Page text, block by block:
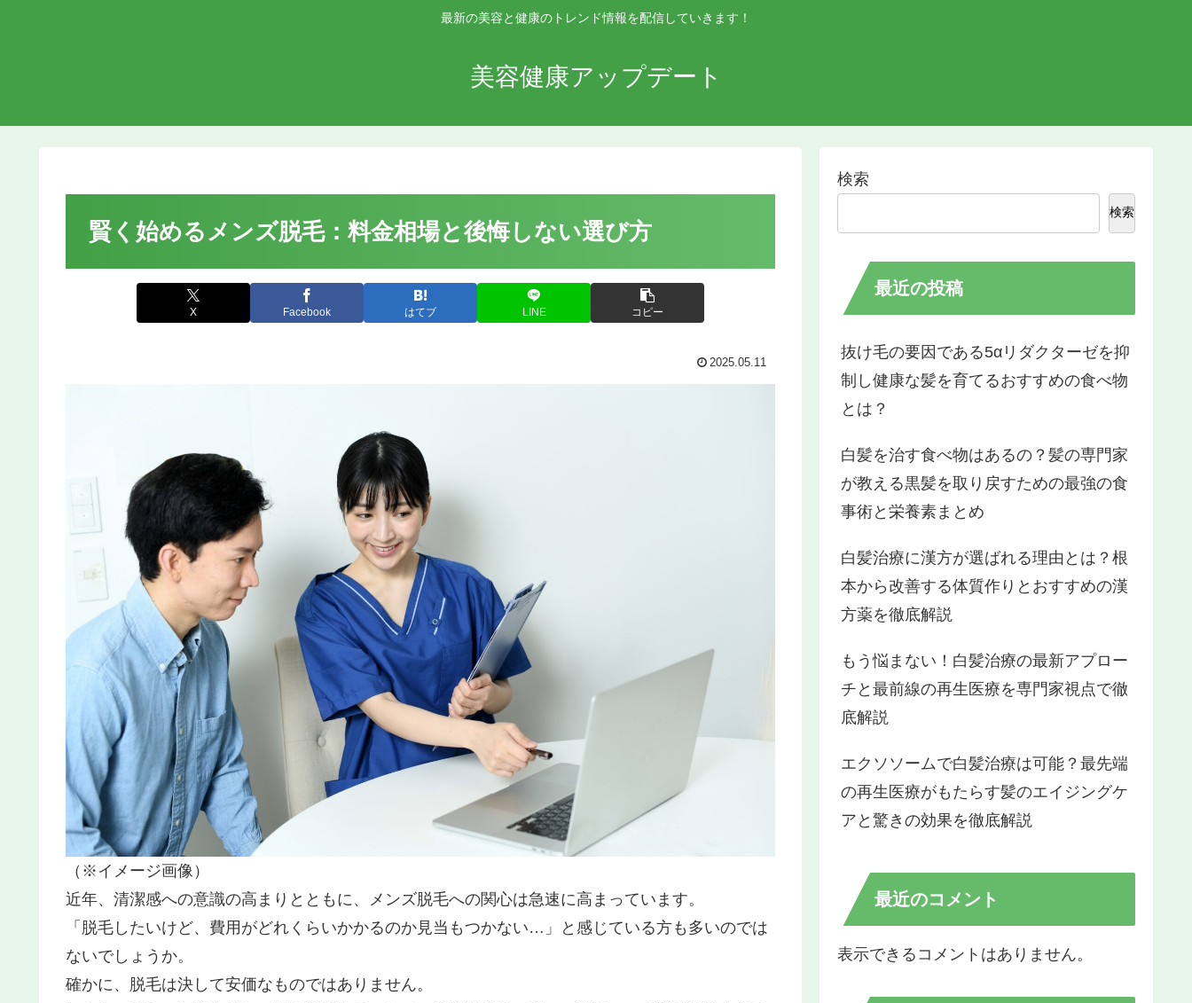
最新の美容と健康のトレンド情報を配信していきます！
美容健康アップデート
賢く始めるメンズ脱毛：料金相場と後悔しない選び方
X Facebook はてブ LINE コピー
2025.05.11
（※イメージ画像）
近年、清潔感への意識の高まりとともに、メンズ脱毛への関心は急速に高まっています。
「脱毛したいけど、費用がどれくらいかかるのか見当もつかない…」と感じている方も多いのでは
ないでしょうか。
確かに、脱毛は決して安価なものではありません。
検索
検索
最近の投稿
抜け毛の要因である5αリダクターゼを抑
制し健康な髪を育てるおすすめの食べ物
とは？
白髪を治す食べ物はあるの？髪の専門家
が教える黒髪を取り戻すための最強の食
事術と栄養素まとめ
白髪治療に漢方が選ばれる理由とは？根
本から改善する体質作りとおすすめの漢
方薬を徹底解説
もう悩まない！白髪治療の最新アプロー
チと最前線の再生医療を専門家視点で徹
底解説
エクソソームで白髪治療は可能？最先端
の再生医療がもたらす髪のエイジングケ
アと驚きの効果を徹底解説
最近のコメント
表示できるコメントはありません。